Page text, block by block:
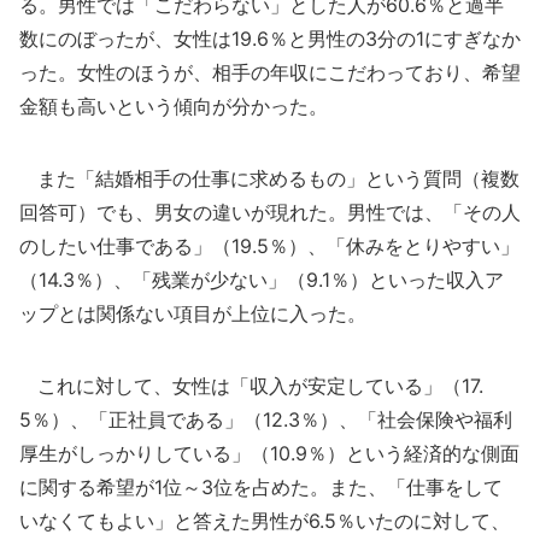
る。男性では「こだわらない」とした人が60.6％と過半
数にのぼったが、女性は19.6％と男性の3分の1にすぎなか
った。女性のほうが、相手の年収にこだわっており、希望
金額も高いという傾向が分かった。
また「結婚相手の仕事に求めるもの」という質問（複数
回答可）でも、男女の違いが現れた。男性では、「その人
のしたい仕事である」（19.5％）、「休みをとりやすい」
（14.3％）、「残業が少ない」（9.1％）といった収入ア
ップとは関係ない項目が上位に入った。
これに対して、女性は「収入が安定している」（17.
5％）、「正社員である」（12.3％）、「社会保険や福利
厚生がしっかりしている」（10.9％）という経済的な側面
に関する希望が1位～3位を占めた。また、「仕事をして
いなくてもよい」と答えた男性が6.5％いたのに対して、